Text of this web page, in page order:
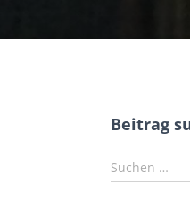
Beitrag
S
u
Suchen …